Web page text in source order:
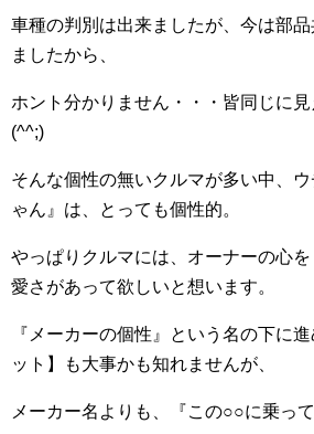
車種の判別は出来ましたが、今は部
ましたから、
ホント分かりません・・・皆同じに見
(^^;)ゞ
そんな個性の無いクルマが多い中、
ゃん』は、とっても個性的。
やっぱりクルマには、オーナーの心
愛さがあって欲しいと想います。
『メーカーの個性』という名の下に
ット】も大事かも知れませんが、
メーカー名よりも、『この○○に乗っ